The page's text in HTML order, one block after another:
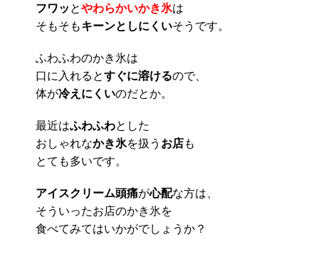
フワッ とやわらかいかき氷は
そもそもキーンとしにくいそうです。
ふわふわのかき氷は
口に入れるとすぐに溶けるので、
体が冷えにくいのだとか。
最近はふわふわとした
おしゃれなかき氷を扱う お店も
とても多いです。
アイスクリーム頭痛が心配な方は、
そういったお店のかき氷を
食べてみてはいかがでしょうか？